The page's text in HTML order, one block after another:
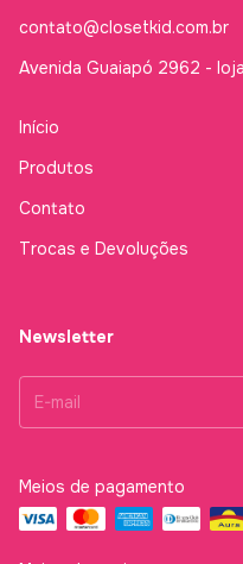
contato@closetkid.com.br
Avenida Guaiapó 2962 -
Início
Produtos
Contato
Trocas e Devoluções
Newsletter
Meios de pagamento